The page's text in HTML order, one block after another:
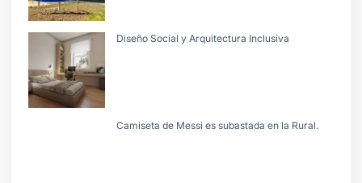
Diseño Social y Arquitectura Inclusiva
Camiseta de Messi es subastada en la Rural.